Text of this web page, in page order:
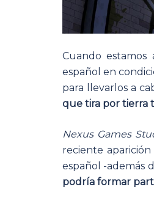
Cuando
español en
para llevarlos a
que tira por tierra
Nexus Games
reciente aparición
español -además
podría formar